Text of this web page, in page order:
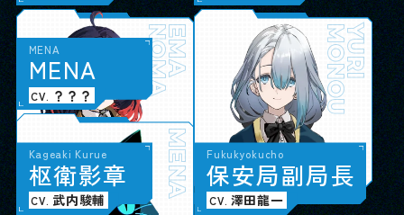
HERO ARUKA
ARISAKA
TAKI
SUKINA SOTA
KODAKI
NOA
HATSUSE TAIGA
TSUKIYAMA
EMA
NOMA YURI
MONOU
ナビゲーションAI
MENA
MENA
MENA
CV. ？？？
保安局
Kageaki Kurue
枢衛影章
CV. 武内駿輔
Fukukyokucho
保安局副局長
CV. 澤田龍一